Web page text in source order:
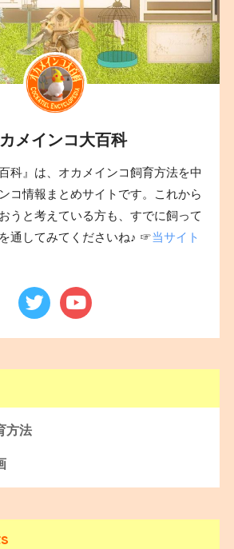
メインコ大百科
科』は、オカメインコ飼育方法を中
コ情報まとめサイトです。これから
うと考えている方も、すでに飼って
通してみてくださいね♪ ☞当サイト
方法